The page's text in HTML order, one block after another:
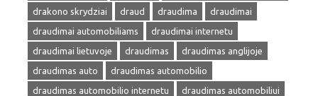
drakono skrydziai
draud draudima
draudimai
draudimai automobiliams
draudimai internetu
draudimai lietuvoje
draudimas
draudimas anglijoje
draudimas auto
draudimas automobilio
draudimas automobilio internetu
draudimas automobiliui